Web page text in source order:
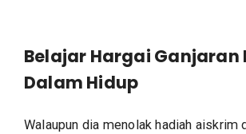
Belajar Hargai Ganjaran
Dalam Hidup
Walaupun dia menolak hadiah aiskrim